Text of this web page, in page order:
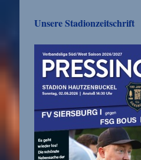
Unsere Stadionzeitschrift